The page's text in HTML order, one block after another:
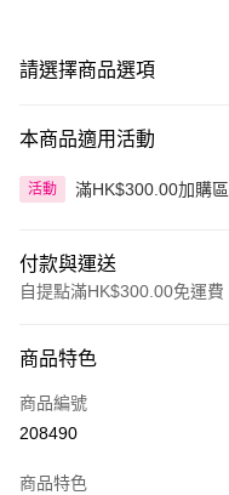
請選擇商品選項
本商品適用活動
活動 滿HK$300.00加購區
付款與運送
自提點滿HK$300.00免運費
信用卡
Apple Pay
商品特色
商品編號
208490
商品特色